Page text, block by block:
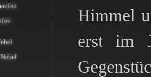
Himmel
erst im